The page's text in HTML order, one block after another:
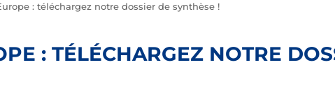
: téléchargez notre dossier de synthèse !
: TÉLÉCHARGEZ NOTRE